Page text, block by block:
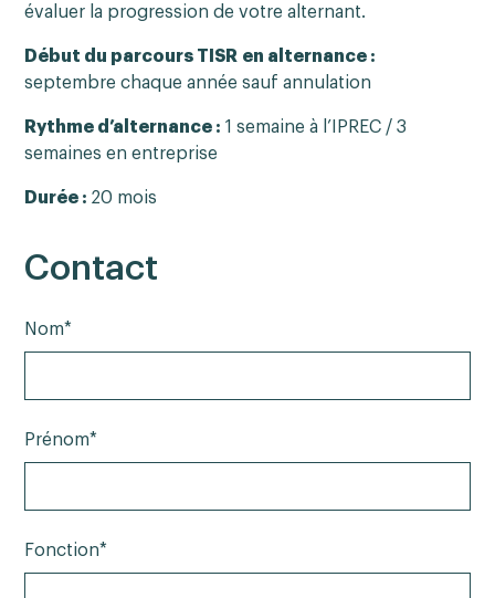
évaluer la progression de votre alternant.
Début du parcours TISR en alternance :
septembre chaque année sauf annulation
Rythme d’alternance : 1 semaine à l’IPREC / 3
semaines en entreprise
Durée : 20 mois
Contact
Nom*
Prénom*
Fonction*